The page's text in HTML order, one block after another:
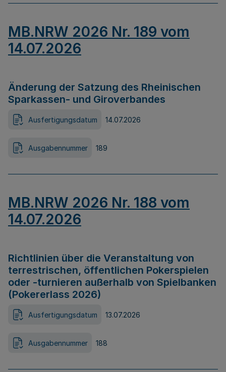
MB.NRW 2026 Nr. 189 vom
14.07.2026
Änderung der Satzung des Rheinischen
Sparkassen- und Giroverbandes
Ausfertigungsdatum 14.07.2026
Ausgabennummer 189
MB.NRW 2026 Nr. 188 vom
14.07.2026
Richtlinien über die Veranstaltung von
terrestrischen, öffentlichen Pokerspielen
oder -turnieren außerhalb von Spielbanken
(Pokererlass 2026)
Ausfertigungsdatum 13.07.2026
Ausgabennummer 188